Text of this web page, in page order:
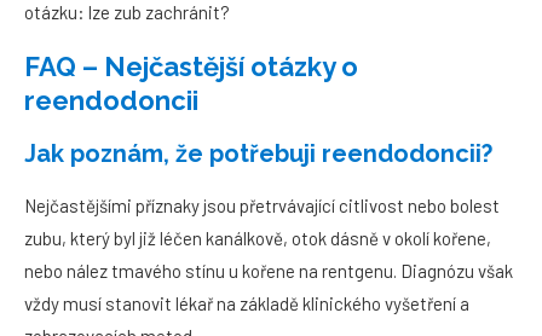
otázku: lze zub zachránit?
FAQ – Nejčastější otázky o
reendodoncii
Jak poznám, že potřebuji reendodoncii?
Nejčastějšími příznaky jsou přetrvávající citlivost nebo bolest
zubu, který byl již léčen kanálkově, otok dásně v okolí kořene,
nebo nález tmavého stínu u kořene na rentgenu. Diagnózu však
vždy musí stanovit lékař na základě klinického vyšetření a